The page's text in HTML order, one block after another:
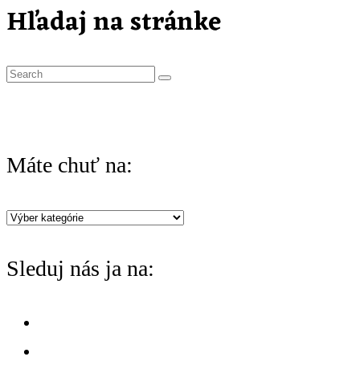
Hľadaj na stránke
S
c
f
o
Máte chuť na:
Máte
na:
Sleduj nás ja na: